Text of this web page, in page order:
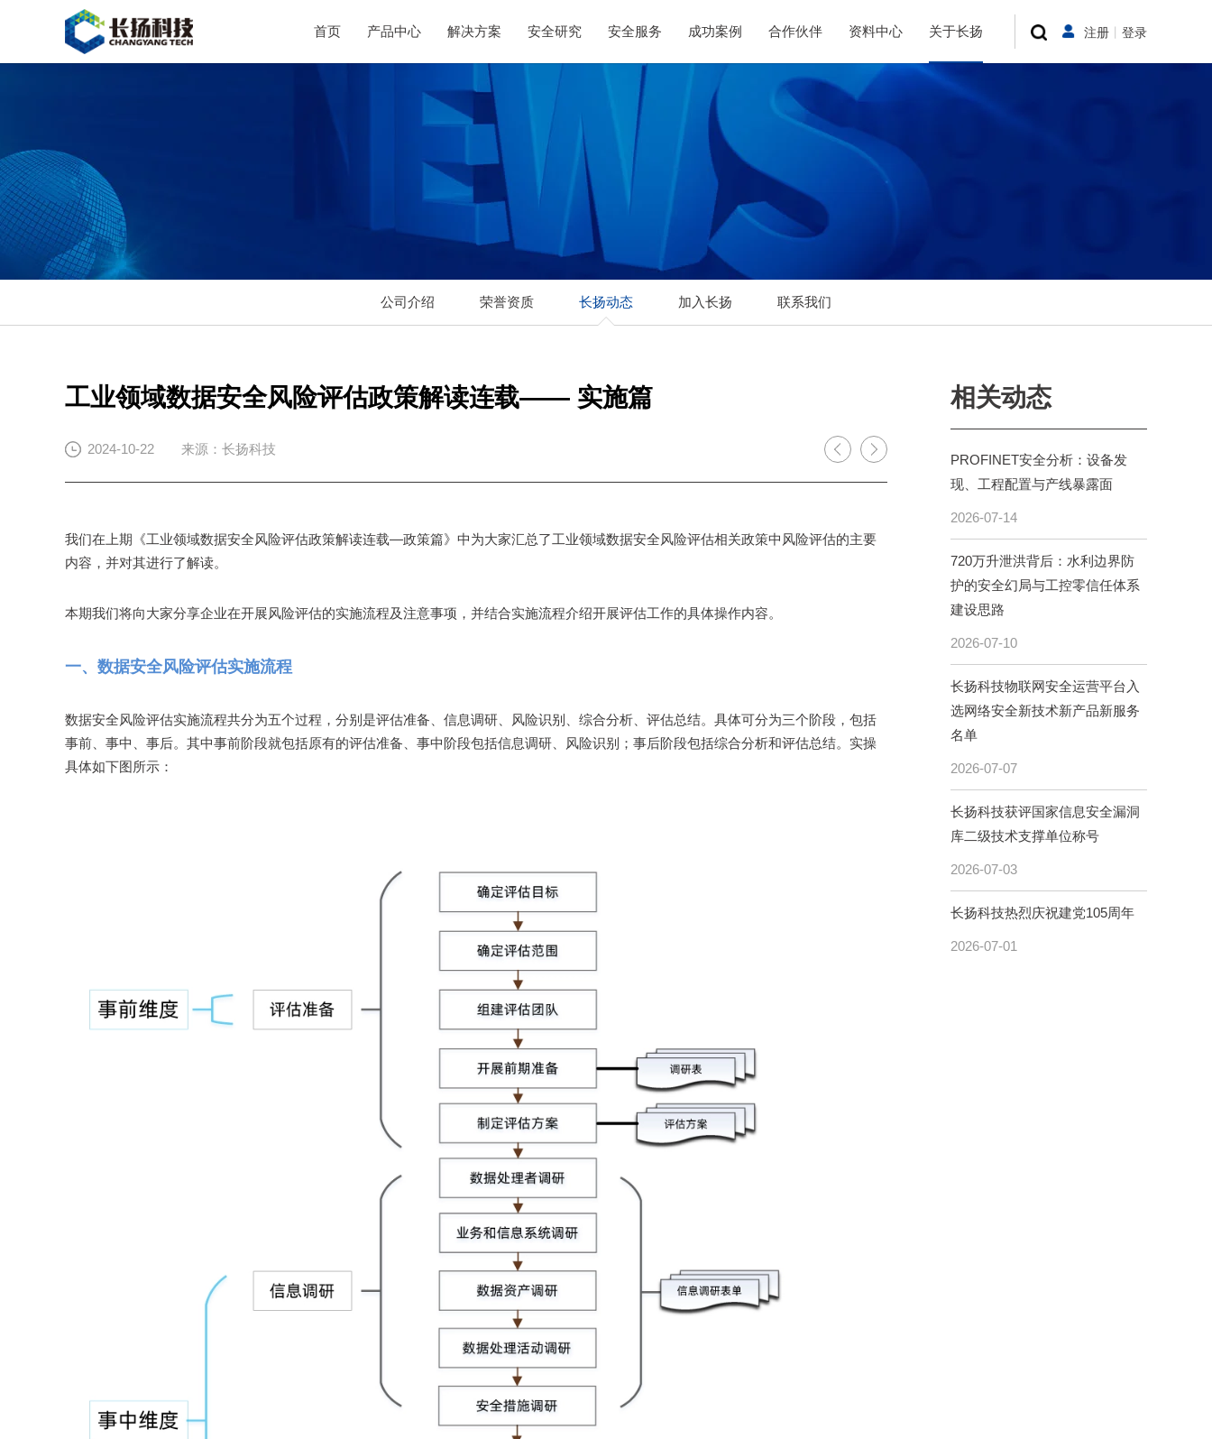
注册 登录
首页 产品中心 解决方案 安全研究 安全服务 成功案例 合作伙伴 资料中心 关于长扬
公司介绍 荣誉资质 长扬动态 加入长扬 联系我们
工业领域数据安全风险评估政策解读连载—— 实施篇
2024-10-22 来源：长扬科技
我们在上期《工业领域数据安全风险评估政策解读连载—政策篇》中为大家汇总了工业领域数据安全风险评估相关政策中风险评估的主要
内容，并对其进行了解读。
本期我们将向大家分享企业在开展风险评估的实施流程及注意事项，并结合实施流程介绍开展评估工作的具体操作内容。
一、数据安全风险评估实施流程
数据安全风险评估实施流程共分为五个过程，分别是评估准备、信息调研、风险识别、综合分析、评估总结。具体可分为三个阶段，包括
事前、事中、事后。其中事前阶段就包括原有的评估准备、事中阶段包括信息调研、风险识别；事后阶段包括综合分析和评估总结。实操
具体如下图所示：
相关动态
PROFINET安全分析：设备发
现、工程配置与产线暴露面
2026-07-14
720万升泄洪背后：水利边界防
护的安全幻局与工控零信任体系
建设思路
2026-07-10
长扬科技物联网安全运营平台入
选网络安全新技术新产品新服务
名单
2026-07-07
长扬科技获评国家信息安全漏洞
库二级技术支撑单位称号
2026-07-03
长扬科技热烈庆祝建党105周年
2026-07-01